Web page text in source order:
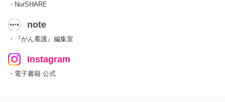
・NurSHARE
note
・『がん看護』編集室
Instagram
・電子書籍 公式